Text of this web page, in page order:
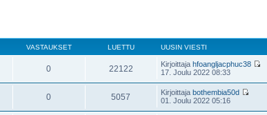
VASTAUKSET LUETTU UUSIN VIESTI
0 22122 Kirjoittajahfoangljacphuc38
17. Joulu 2022 08:33
0 5057 Kirjoittajabothembia50d
01. Joulu 2022 05:16